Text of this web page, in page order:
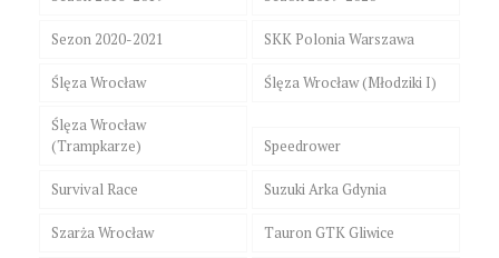
Sezon 2020-2021 SKK Polonia Warszawa
Ślęza Wrocław Ślęza Wrocław (Młodziki I)
Ślęza Wrocław
(Trampkarze)
Speedrower
Survival Race Suzuki Arka Gdynia
Szarża Wrocław Tauron GTK Gliwice